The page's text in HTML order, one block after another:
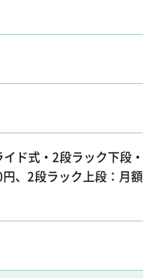
ド式・2段ラック下段・
、2段ラック上段：月額